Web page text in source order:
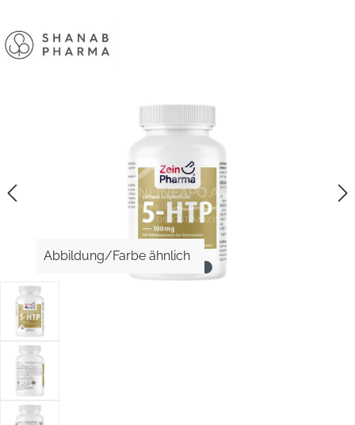
Bildergalerie überspringen
Abbildung/Farbe ähnlich